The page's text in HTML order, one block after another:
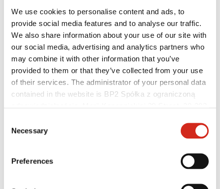
We use cookies to personalise content and ads, to
provide social media features and to analyse our traffic.
We also share information about your use of our site with
our social media, advertising and analytics partners who
may combine it with other information that you’ve
provided to them or that they’ve collected from your use
of their services. The administrator of your personal data
contained in the website is BP2 Spółka z ograniczoną
121387608.
Selection
Necessary
Preferences